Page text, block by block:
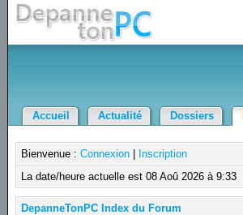
Accueil Actualité Dossiers
Bienvenue :Connexion
Inscription
La date/heure actuelle est 08 Aoû 2026 à 9:33
DepanneTonPC Index du Forum